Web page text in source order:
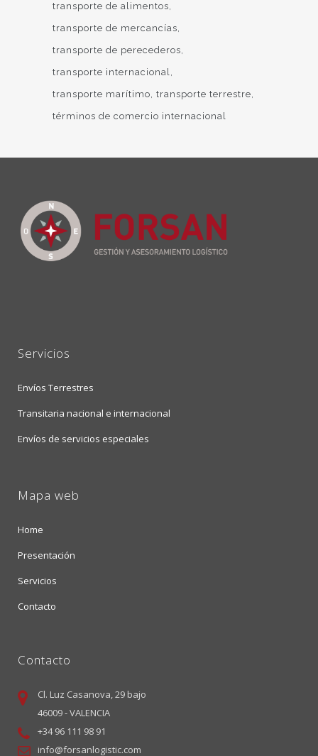
transporte de alimentos
transporte de mercancías
transporte de perecederos
transporte internacional
transporte marítimo transporte terrestre
términos de comercio internacional
Servicios
Envíos Terrestres
Transitaria nacional e internacional
Envíos de servicios especiales
Mapa web
Home
Presentación
Servicios
Contacto
Contacto
Cl. Luz Casanova, 29 bajo
46009 - VALENCIA
+34 96 111 98 91
info@forsanlogistic.com